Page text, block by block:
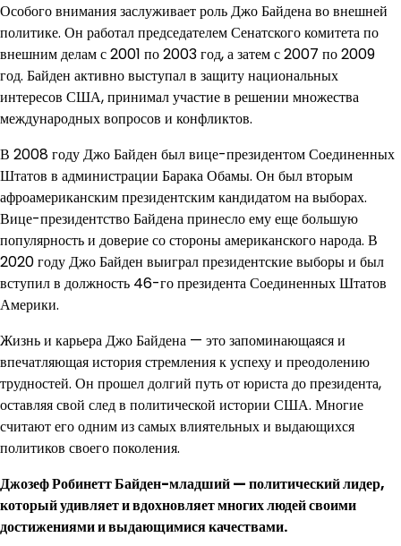
Особого внимания заслуживает роль Джо Байдена во внешней
политике. Он работал председателем Сенатского комитета по
внешним делам с 2001 по 2003 год, а затем с 2007 по 2009
год. Байден активно выступал в защиту национальных
интересов США, принимал участие в решении множества
международных вопросов и конфликтов.
В 2008 году Джо Байден был вице-президентом Соединенных
Штатов в администрации Барака Обамы. Он был вторым
афроамериканским президентским кандидатом на выборах.
Вице-президентство Байдена принесло ему еще большую
популярность и доверие со стороны американского народа. В
2020 году Джо Байден выиграл президентские выборы и был
вступил в должность 46-го президента Соединенных Штатов
Америки.
Жизнь и карьера Джо Байдена — это запоминающаяся и
впечатляющая история стремления к успеху и преодолению
трудностей. Он прошел долгий путь от юриста до президента,
оставляя свой след в политической истории США. Многие
считают его одним из самых влиятельных и выдающихся
политиков своего поколения.
Джозеф Робинетт Байден-младший — политический лидер,
который удивляет и вдохновляет многих людей своими
достижениями и выдающимися качествами.